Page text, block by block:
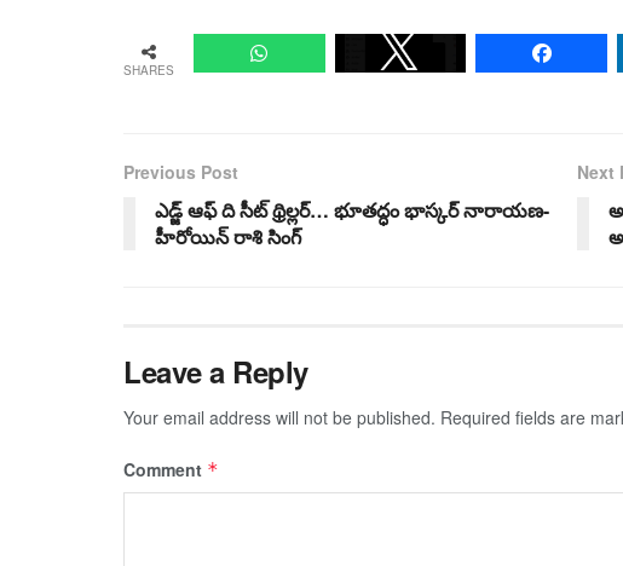
SHARES
Previous Post
ఎడ్జ్ ఆఫ్ ది సీట్ థ్రిల్లర్… భూతద్ధం భాస్కర్ నారాయణ-
హీరోయిన్ రాశి సింగ్
Next
Leave a Reply
Your email address will not be published. Required fields are
Comment *